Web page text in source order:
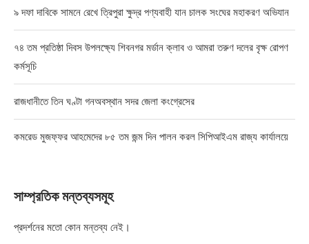
৯ দফা দাবিকে সামনে রেখে ত্রিপুরা ক্ষুদ্র পণ্যবাহী যান চালক সংঘের মহাকরণ অভিযান
৭৪ তম প্রতিষ্ঠা দিবস উপলক্ষ্যে শিবনগর মর্ডান ক্লাব ও আমরা তরুণ দলের বৃক্ষ রোপণ
কর্মসূচি
রাজধানীতে তিন ঘণ্টা গনঅবস্থান সদর জেলা কংগ্রেসের
কমরেড মুজফ্ফর আহমেদের ৮৫ তম জন্ম দিন পালন করল সিপিআইএম রাজ্য কার্যালয়ে
সাম্প্রতিক মন্তব্যসমূহ
প্রদর্শনের মতো কোন মন্তব্য নেই।